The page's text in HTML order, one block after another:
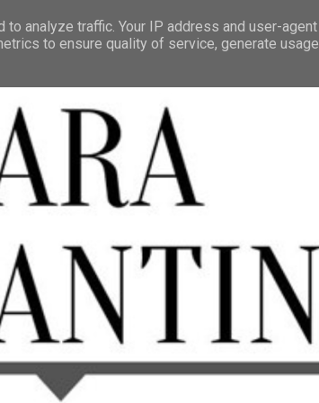
analyze traffic. Your IP address and user-agent
to ensure quality of service, generate usage